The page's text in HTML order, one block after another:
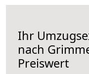
Ihr
nach
Preiswert